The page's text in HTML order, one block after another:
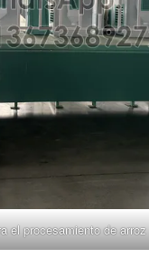
el procesamiento de